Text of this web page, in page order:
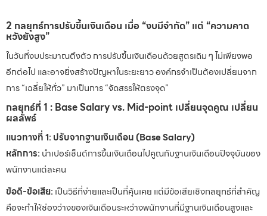
2 กลยุทธ์การปรับขึ้นเงินเดือน เมื่อ “งบมีจำกัด” แต่ “ความคาด
หวังยังสูง”
ในวันที่งบประมาณตึงตัว การปรับขึ้นเงินเดือนด้วยสูตรเดิม ๆ ไม่เพียงพอ
อีกต่อไป และอาจยิ่งสร้างปัญหาในระยะยาว องค์กรจำเป็นต้องเปลี่ยนจาก
การ “เฉลี่ยให้ทั่ว” มาเป็นการ “จัดสรรให้ตรงจุด”
กลยุทธ์ที่ 1 : Base Salary vs. Mid-point เปลี่ยนจุดคูณ เปลี่ยน
ผลลัพธ์
แนวทางที่ 1: ปรับจากฐานเงินเดือน (Base Salary)
หลักการ: นำเปอร์เซ็นต์การขึ้นเงินเดือนไปคูณกับฐานเงินเดือนปัจจุบันของ
พนักงานแต่ละคน
ข้อดี-ข้อเสีย: เป็นวิธีที่ง่ายและเป็นที่คุ้นเคย แต่มีข้อเสียเชิงกลยุทธ์ที่สำคัญ
คือจะทำให้ช่องว่างของเงินเดือนระหว่างพนักงานที่มีฐานเงินเดือนสูงและ